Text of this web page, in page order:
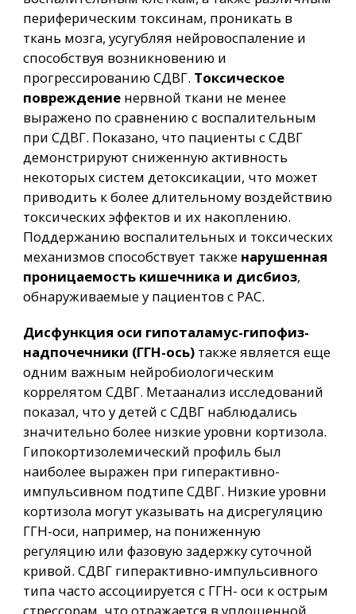
периферическим токсинам, проникать в
ткань мозга, усугубляя нейровоспаление и
способствуя возникновению и
прогрессированию СДВГ. Токсическое
повреждение нервной ткани не менее
выражено по сравнению с воспалительным
при СДВГ. Показано, что пациенты с СДВГ
демонстрируют сниженную активность
некоторых систем детоксикации, что может
приводить к более длительному воздействию
токсических эффектов и их накоплению.
Поддержанию воспалительных и токсических
механизмов способствует также нарушенная
проницаемость кишечника и дисбиоз,
обнаруживаемые у пациентов с РАС.
Дисфункция оси гипоталамус-гипофиз-
надпочечники (ГГН-ось) также является еще
одним важным нейробиологическим
коррелятом СДВГ. Метаанализ исследований
показал, что у детей с СДВГ наблюдались
значительно более низкие уровни кортизола.
Гипокортизолемический профиль был
наиболее выражен при гиперактивно-
импульсивном подтипе СДВГ. Низкие уровни
кортизола могут указывать на дисрегуляцию
ГГН-оси, например, на пониженную
регуляцию или фазовую задержку суточной
кривой. СДВГ гиперактивно-импульсивного
типа часто ассоциируется с ГГН- оси к острым
стрессорам, что отражается в уплощенной